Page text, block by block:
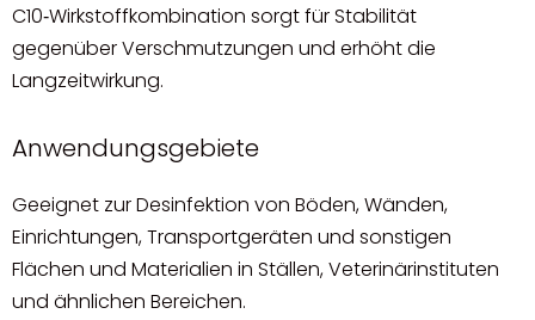
C10‑Wirkstoffkombination sorgt für Stabilität
gegenüber Verschmutzungen und erhöht die
Langzeitwirkung.
Anwendungsgebiete
Geeignet zur Desinfektion von Böden, Wänden,
Einrichtungen, Transportgeräten und sonstigen
Flächen und Materialien in Ställen, Veterinärinstituten
und ähnlichen Bereichen.